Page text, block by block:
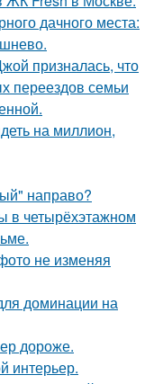
дачного места:
призналась, что
переездов семьи
на миллион,
направо?
в четырёхэтажном
не изменяя
доминации на
дороже.
интерьер.